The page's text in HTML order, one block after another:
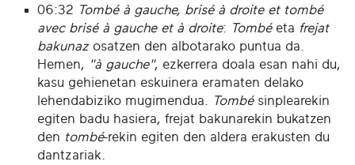
06:32 Tombé à gauche, brisé à droite et tombé
avec brisé à gauche et à droite: Tombéeta frejat
bakunazosatzen den albotarako puntua da.
Hemen, "à gauche", ezkerrera doala esan nahi du,
kasu gehienetan eskuinera eramaten delako
lehendabiziko mugimendua.
Tombésinplearekin
egiten badu hasiera, frejat bakunarekin bukatzen
den tombé-rekin egiten den aldera erakusten du
dantzariak.